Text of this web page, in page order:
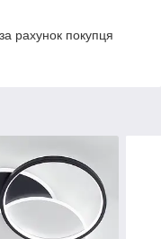
рахунок покупця